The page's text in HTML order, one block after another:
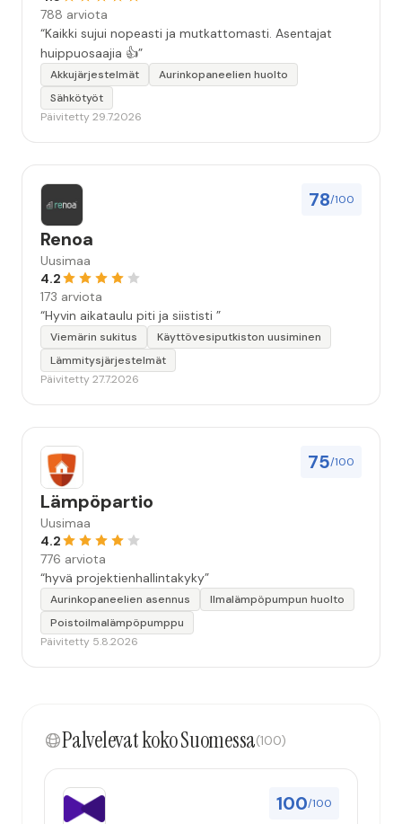
788 arviota
“Kaikki sujui nopeasti ja mutkattomasti. Asentajat
huippuosaajia 👍”
Akkujärjestelmät
Aurinkopaneelien huolto
Sähkötyöt
Päivitetty 29.7.2026
78/100
Renoa
Uusimaa
4.2
173 arviota
“Hyvin aikataulu piti ja siististi ”
Viemärin sukitus
Käyttövesiputkiston uusiminen
Lämmitysjärjestelmät
Päivitetty 27.7.2026
75/100
Lämpöpartio
Uusimaa
4.2
776 arviota
“hyvä projektienhallintakyky”
Aurinkopaneelien asennus
Ilmalämpöpumpun huolto
Poistoilmalämpöpumppu
Päivitetty 5.8.2026
Palvelevat koko Suomessa(100)
100/100